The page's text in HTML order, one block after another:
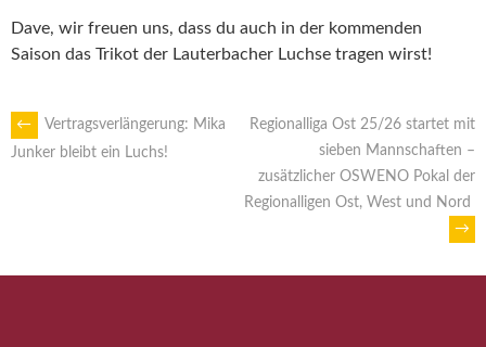
Dave, wir freuen uns, dass du auch in der kommenden
Saison das Trikot der Lauterbacher Luchse tragen wirst!
ARTIKEL-
←
Vertragsverlängerung: Mika
Junker bleibt ein Luchs!
Regionalliga Ost 25/26 startet mit
sieben Mannschaften –
zusätzlicher OSWENO Pokal der
Regionalligen Ost, West und Nord
→